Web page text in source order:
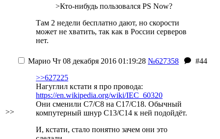
>Кто-нибудь пользовался PS Now?
Там 2 недели бесплатно дают, но скорости
может не хватить, так как в России серверов
нет.
>>
Марио Чт 08 декабря 2016 01:19:28 №627358
#44
>>627225
Нагуглил кстати я про провода:
https://en.wikipedia.org/wiki/IEC_60320
Они сменили C7/C8 на C17/C18. Обычный
компутерный шнур C13/C14 к ней подойдёт.
И, кстати, стало понятно зачем они это